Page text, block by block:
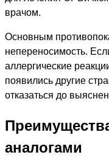
врачом.
Основным
непереносимость.
аллергические
появились другие
отказаться до
аналогами